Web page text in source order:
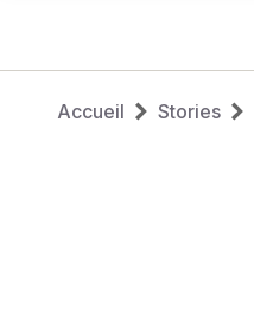
Fil
Accueil Stories